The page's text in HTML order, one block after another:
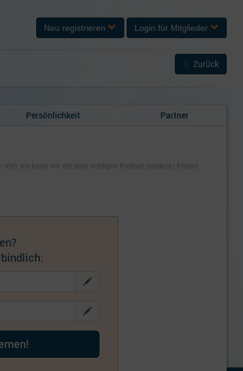
Persönlichkeit Partner
Ich kann mir mit dem richtigen Partner (weitere) Kinder
Zurück
Neu registrieren Login für Mitglieder